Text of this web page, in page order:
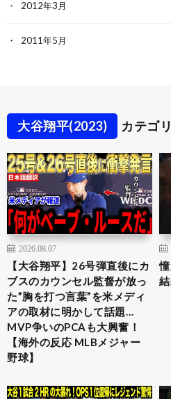
2012年3月
2011年5月
大谷翔平(2023) カテゴ
2026.08.07
【大谷翔平】26号弾直後にカ
ブスのカウンセル監督が放っ
た”胸を打つ言葉”を米メディ
アの取材に明かして話題…
MVP争いのPCAも大興奮！
【海外の反応 MLBメジャー
野球】